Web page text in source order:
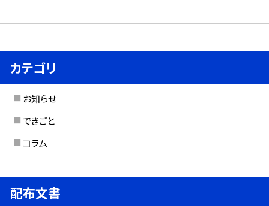
カテゴリ
お知らせ
できごと
コラム
配布文書